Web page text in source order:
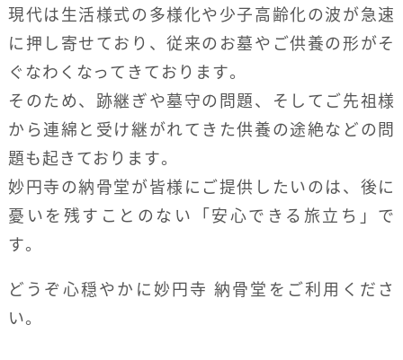
現代は生活様式の多様化や少子高齢化の波が急速
に押し寄せており、従来のお墓やご供養の形がそ
ぐなわくなってきております。
そのため、跡継ぎや墓守の問題、そしてご先祖様
から連綿と受け継がれてきた供養の途絶などの問
題も起きております。
妙円寺の納骨堂が皆様にご提供したいのは、後に
憂いを残すことのない「安心できる旅立ち」で
す。
どうぞ心穏やかに妙円寺 納骨堂をご利用くださ
い。